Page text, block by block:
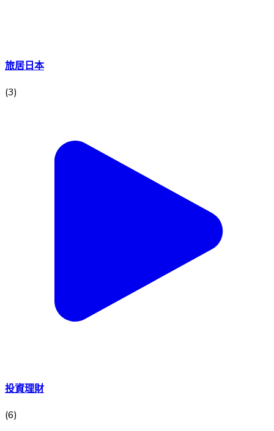
旅居日本
(3)
投資理財
(6)